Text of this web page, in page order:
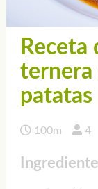
Receta
ternera
patatas
100m 4